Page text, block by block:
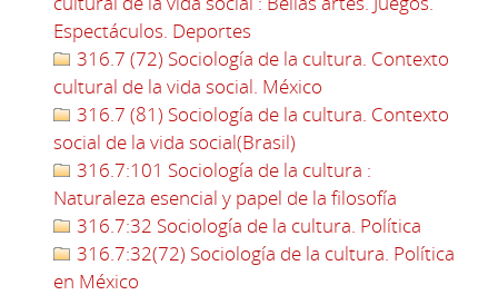
Espectáculos. Deportes
316.7 (72) Sociología de la cultura. Contexto
cultural de la vida social. México
316.7 (81) Sociología de la cultura. Contexto
social de la vida social(Brasil)
316.7:101 Sociología de la cultura :
Naturaleza esencial y papel de la filosofía
316.7:32 Sociología de la cultura. Política
316.7:32(72) Sociología de la cultura. Política
en México